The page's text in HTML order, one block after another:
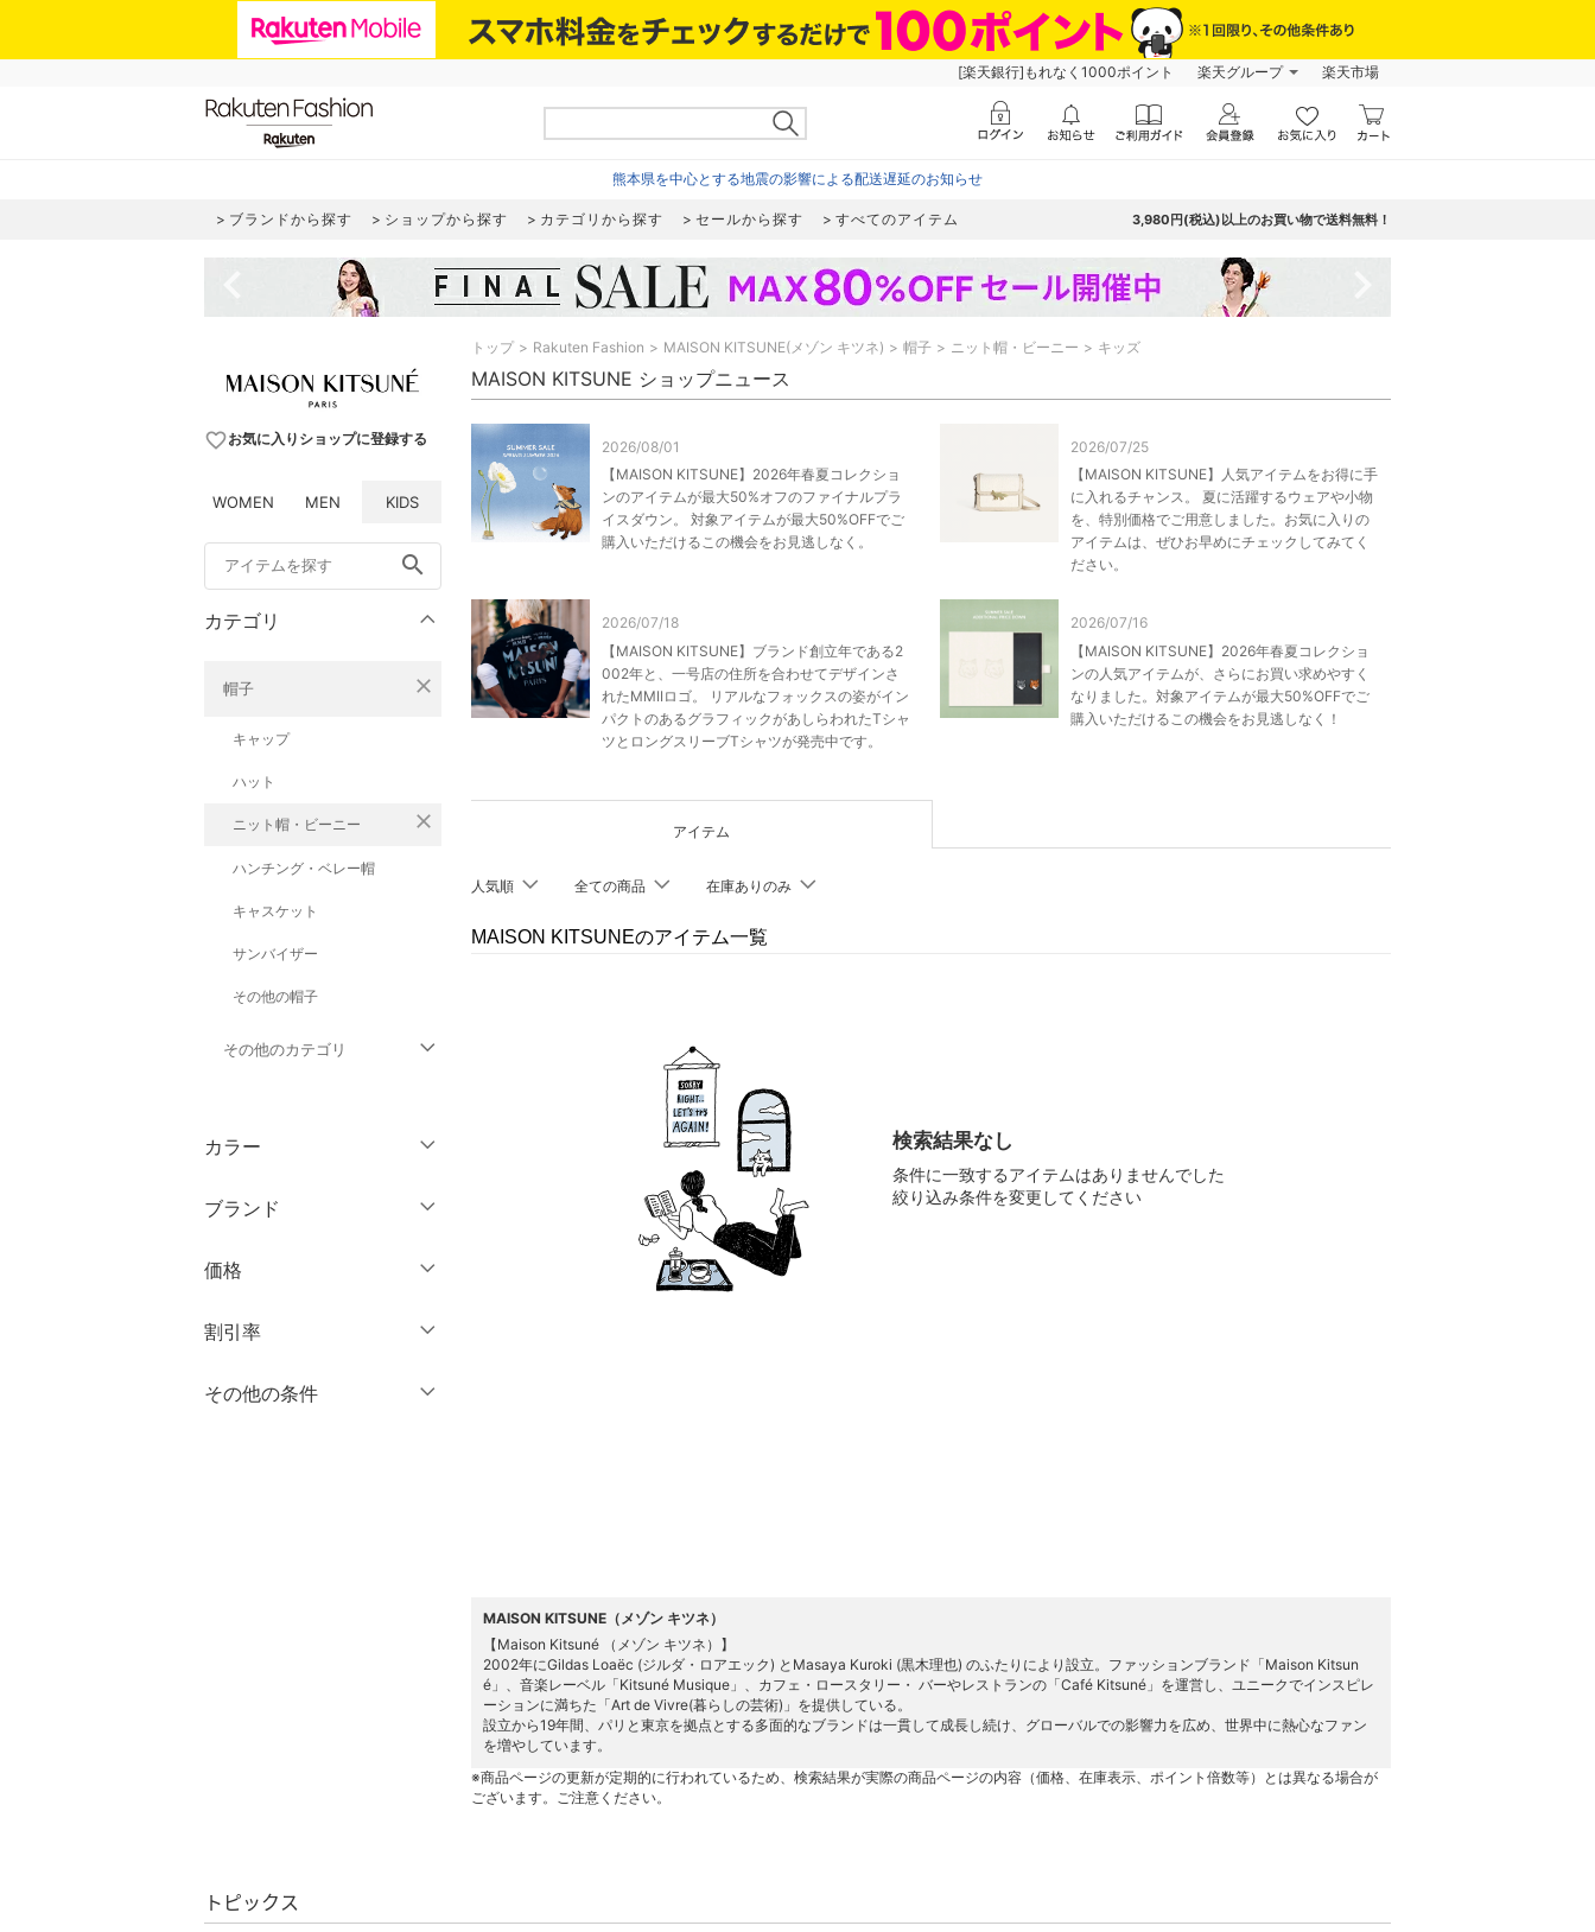
[楽天銀行]もれなく1000ポイント 楽天グループ 楽天市場
熊本県を中心とする地震の影響による配送遅延のお知らせ
ブランドから探す ショップから探す カテゴリから探す セールから探す すべてのアイテム 3,980円(税込)以上のお買い物で送料無料！
favorite_borderお気に入りショップに登録する
WOMEN MEN KIDS
search
カテゴリ
帽子 close
キャップ
ハット
ニット帽・ビーニー close
ハンチング・ベレー帽
キャスケット
サンバイザー
その他の帽子
その他のカテゴリ
ジャケット・アウター
パンツ
ワンピース・ドレス
スカート
オールインワン・オーバ
ーオール
マタニティウェア・ベビ
カラー
クリア
ブランド
価格
絞り込み
割引率
％OFF～ ％OFF
その他の条件
トップ Rakuten Fashion MAISON KITSUNE(メゾン キツネ) 帽子 ニット帽・ビーニー キッズ
MAISON KITSUNE ショップニュース
2026/08/01
【MAISON KITSUNE】2026年春夏コレクショ
ンのアイテムが最大50%オフのファイナルプラ
イスダウン。 対象アイテムが最大50%OFFでご
購入いただけるこの機会をお見逃しなく。
2026/07/25
【MAISON KITSUNE】人気アイテムをお得に手
に入れるチャンス。 夏に活躍するウェアや小物
を、特別価格でご用意しました。お気に入りの
アイテムは、ぜひお早めにチェックしてみてく
ださい。
2026/07/18
【MAISON KITSUNE】ブランド創立年である2
002年と、一号店の住所を合わせてデザインさ
れたMMIIロゴ。 リアルなフォックスの姿がイン
パクトのあるグラフィックがあしらわれたTシャ
ツとロングスリーブTシャツが発売中です。
2026/07/16
【MAISON KITSUNE】2026年春夏コレクショ
ンの人気アイテムが、さらにお買い求めやすく
なりました。対象アイテムが最大50%OFFでご
購入いただけるこの機会をお見逃しなく！
アイテム
人気順 全ての商品 在庫ありのみ
MAISON KITSUNEのアイテム一覧
検索結果なし
条件に一致するアイテムはありませんでした
絞り込み条件を変更してください
MAISON KITSUNE（メゾン キツネ）
【Maison Kitsuné （メゾン キツネ）】
2002年にGildas Loaëc (ジルダ・ロアエック) とMasaya Kuroki (黒木理也) のふたりにより設立。ファッションブランド「Maison Kitsun
é」、⾳楽レーベル「Kitsuné Musique」、カフェ・ロースタリー・ バーやレストランの「Café Kitsuné」を運営し、ユニークでインスピレ
ーションに満ちた「Art de Vivre(暮らしの芸術)」を提供している。
設立から19年間、パリと東京を拠点とする多面的なブランドは一貫して成長し続け、グローバルでの影響⼒を広め、世界中に熱心なファン
を増やしています。
※商品ページの更新が定期的に行われているため、検索結果が実際の商品ページの内容（価格、在庫表示、ポイント倍数等）とは異なる場合が
ございます。ご注意ください。
トピックス